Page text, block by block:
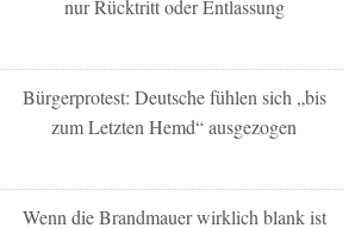
nur Rücktritt oder Entlassung
Bürgerprotest: Deutsche fühlen sich „bis
zum Letzten Hemd“ ausgezogen
Wenn die Brandmauer wirklich blank ist